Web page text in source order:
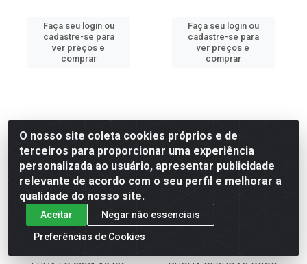
Faça seu login ou
cadastre-se para
ver preços e
comprar
Faça seu login ou
cadastre-se para
ver preços e
comprar
O nosso site coleta cookies próprios e de
terceiros para proporcionar uma experiência
personalizada ao usuário, apresentar publicidade
relevante de acordo com o seu perfil e melhorar a
qualidade do nosso site.
Aceitar
Negar não essenciais
Preferências de Cookies